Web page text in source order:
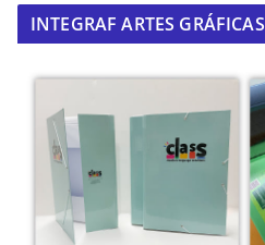
INTEGRAF ARTES GRÁFICAS